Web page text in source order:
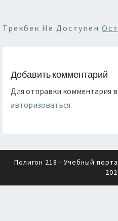
Трекбек Не Доступен
Добавить комментарий
Для отправки комментария
авторизоваться.
Полигон 218 - Учебный